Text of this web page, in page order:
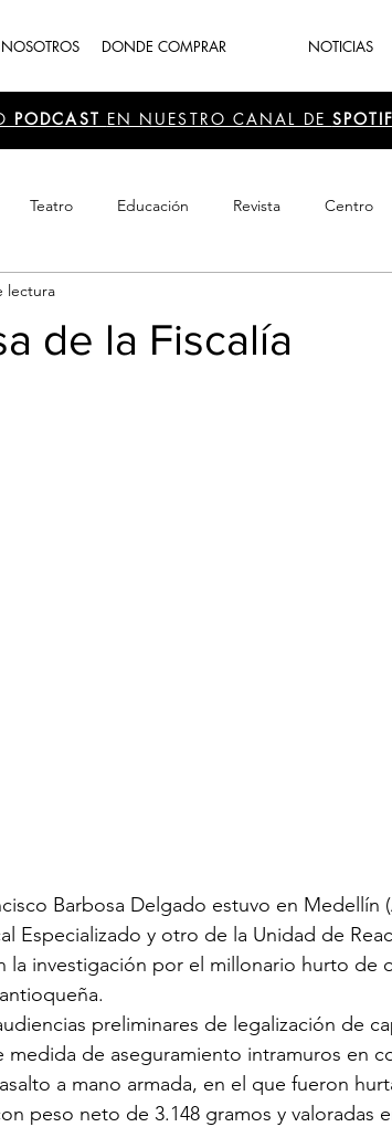
NOSOTROS DONDE COMPRAR NOTICIAS
PODCAST EN NUESTRO CANAL DE
Teatro Educación Revista Centro
de la Fiscalía
lectura
Barbosa Delgado estuvo en Medellín
Especializado y otro de la Unidad de
la investigación por el millonario hurto de
preliminares de legalización de
de aseguramiento intramuros en
a mano armada, en el que fueron
peso neto de 3.148 gramos y valoradas